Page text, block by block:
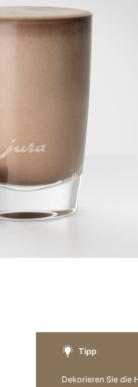
Tipp
Dekorieren Sie die